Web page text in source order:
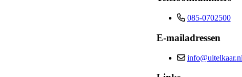
085-0702500
E-mailadressen
info@uitelkaar.nl